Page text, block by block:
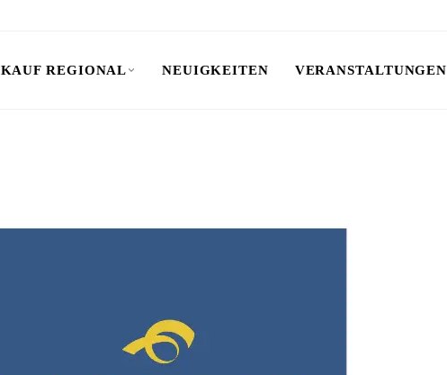
KAUF REGIONAL NEUIGKEITEN VERANSTALTUNGEN